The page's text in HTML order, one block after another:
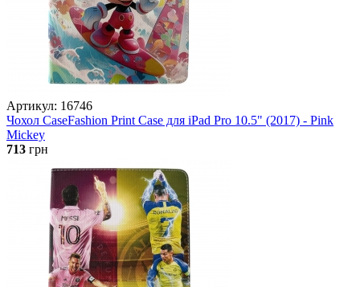
Артикул: 16746
Чохол CaseFashion Print Case для iPad Pro 10.5" (2017) - Pink
Mickey
713 грн